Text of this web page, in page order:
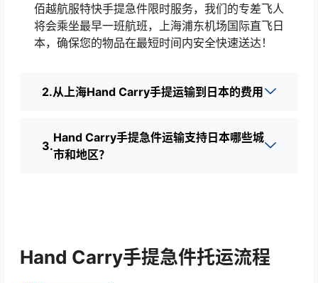
佰越航服特快手提急件限时服务，我们的专差飞人
将会乘坐最早一班航班，上海浦东机场国际直飞日
本，确保您的物品在最短时间内安全快速送达！
从上海Hand Carry手提运输到日本的费用
Hand Carry手提急件运输支持日本哪些城
市和地区？
Hand Carry手提急件托运流程